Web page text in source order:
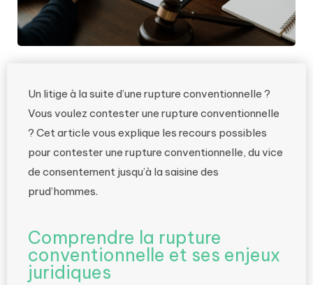
Un litige à la suite d’une rupture conventionnelle ?
Vous voulez contester une rupture conventionnelle
? Cet article vous explique les recours possibles
pour contester une rupture conventionnelle, du vice
de consentement jusqu’à la saisine des
prud’hommes.
Comprendre la rupture
conventionnelle et ses enjeux
juridiques